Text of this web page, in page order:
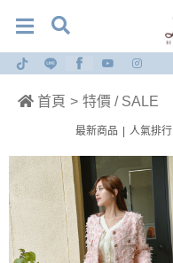
首頁 > 特價 / SALE
最新商品 人氣排行